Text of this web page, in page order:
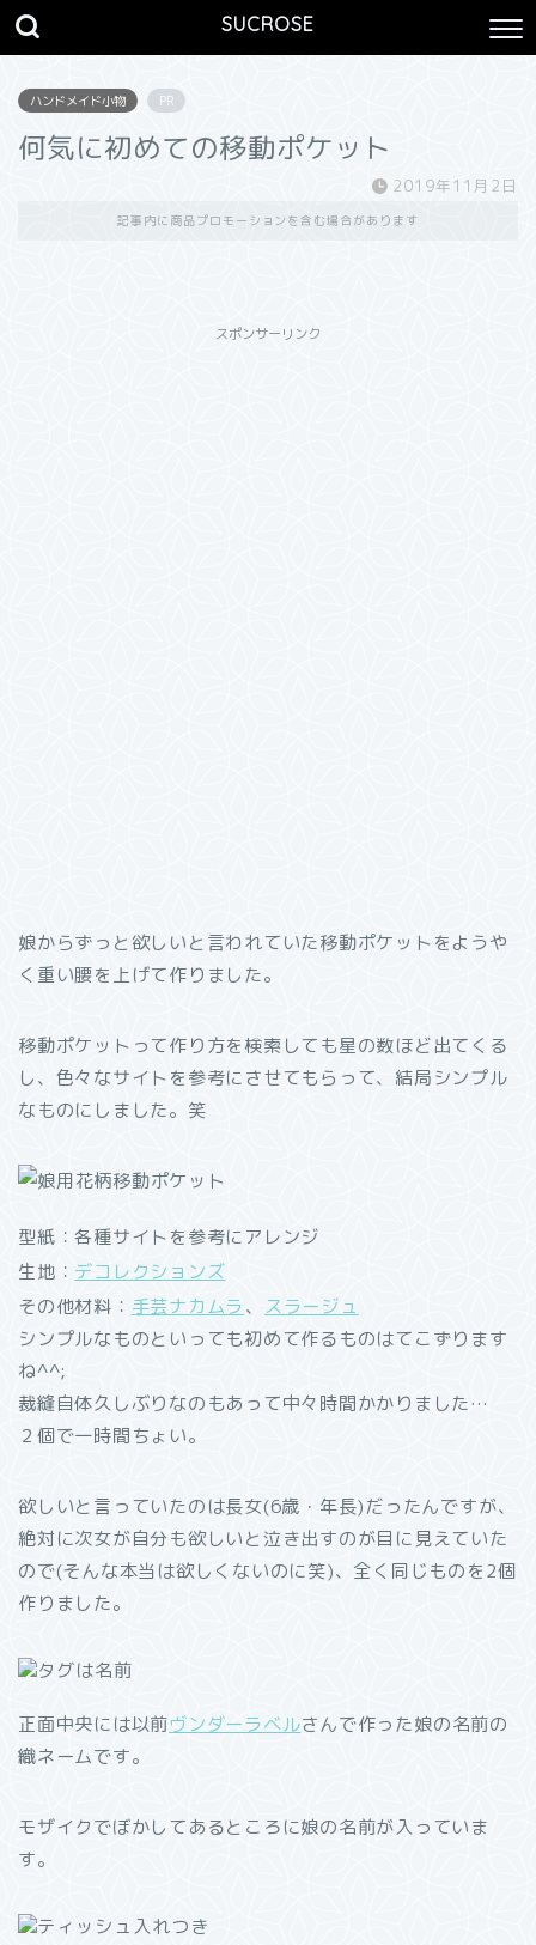
SUCROSE
ハンドメイド小物 PR
何気に初めての移動ポケット
2019年11月2日
記事内に商品プロモーションを含む場合があります
スポンサーリンク
娘からずっと欲しいと言われていた移動ポケットをようや
く重い腰を上げて作りました。
移動ポケットって作り方を検索しても星の数ほど出てくる
し、色々なサイトを参考にさせてもらって、結局シンプル
なものにしました。笑
型紙：各種サイトを参考にアレンジ
生地： デコレクションズ
その他材料： 手芸ナカムラ 、
スラージュ
シンプルなものといっても初めて作るものはてこずります
ね^^;
裁縫自体久しぶりなのもあって中々時間かかりました…
２個で一時間ちょい。
欲しいと言っていたのは長女(6歳・年長)だったんですが、
絶対に次女が自分も欲しいと泣き出すのが目に見えていた
ので(そんな本当は欲しくないのに笑)、全く同じものを2個
作りました。
正面中央には以前ヴンダーラベルさんで作った娘の名前の
織ネームです。
モザイクでぼかしてあるところに娘の名前が入っていま
す。